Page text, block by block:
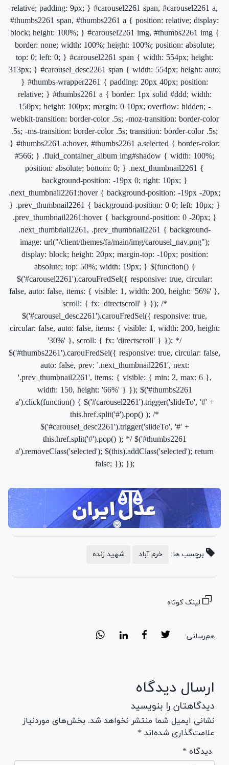
relative; padding: 9px; } #carousel2261 span, #carousel2261 a,
#thumbs2261 span, #thumbs2261 a { position: relative; display:
block; height: 100%; } #carousel2261 img, #thumbs2261 img {
border: none; width: 100%; height: 100%; position: absolute;
top: 0; left: 0; } #carousel2261 span { width: 554px; height:
313px; } #carousel_desc2261 span { width: 554px; height: auto;
} #thumbs-wrapper2261 { padding: 20px 40px; position:
relative; } #thumbs2261 a { border: 1px solid #ddd; width:
150px; height: 100px; margin: 0 10px; overflow: hidden; -
webkit-transition: border-color .5s; -moz-transition: border-color
.5s; -ms-transition: border-color .5s; transition: border-color .5s;
} #thumbs2261 a:hover, #thumbs2261 a.selected { border-color:
#566; } .fluid_container_album img#shadow { width: 100%;
position: absolute; bottom: 0; } .next_thumbnail2261 {
background-position: -19px 0; right: 10px; }
.next_thumbnail2261:hover { background-position: -19px -20px;
} .prev_thumbnail2261 { background-position: 0 0; left: 10px; }
.prev_thumbnail2261:hover { background-position: 0 -20px; }
.next_thumbnail2261, .prev_thumbnail2261 { background-
image: url("/client/themes/fa/main/img/carousel_nav.png");
display: block; height: 20px; margin-top: -10px; position:
absolute; top: 50%; width: 19px; } $(function() {
$('#carousel2261').carouFredSel({ responsive: true, circular:
false, auto: false, items: { visible: 1, width: 200, height: '56%' },
scroll: { fx: 'directscroll' } }); /*
$('#carousel_desc2261').carouFredSel({ responsive: true,
circular: false, auto: false, items: { visible: 1, width: 200, height:
'30%' }, scroll: { fx: 'directscroll' } }); */
$('#thumbs2261').carouFredSel({ responsive: true, circular: false,
auto: false, prev: '.next_thumbnail2261', next:
'.prev_thumbnail2261', items: { visible: { min: 2, max: 6 },
width: 150, height: '66%' } }); $('#thumbs2261
a').click(function() { $('#carousel2261').trigger('slideTo', '#' +
this.href.split('#').pop() ); /*
$('#carousel_desc2261').trigger('slideTo', '#' +
this.href.split('#').pop() ); */ $('#thumbs2261
a').removeClass('selected'); $(this).addClass('selected'); return
false; }); });
برچسب ها: خرم آباد شهید زنده
لینک کوتاه
هم‌رسانی:
ارسال دیدگاه
دیدگاهتان را بنویسید
نشانی ایمیل شما منتشر نخواهد شد. بخش‌های موردنیاز
علامت‌گذاری شده‌اند *
* دیدگاه